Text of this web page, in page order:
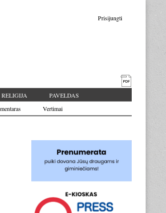
Prisijungti
RELIGIJA
PAVELDAS
Vertimai